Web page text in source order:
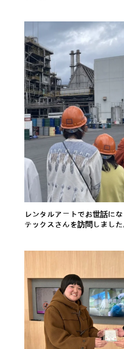
レンタルアートでお世話に
テックスさんを訪問しました